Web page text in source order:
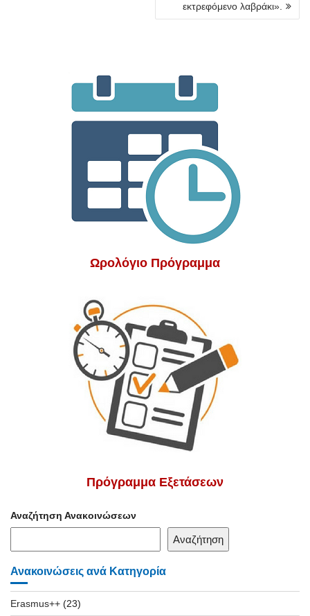
εκτρεφόμενο λαβράκι».
Ωρολόγιο Πρόγραμμα
Πρόγραμμα Εξετάσεων
Αναζήτηση Ανακοινώσεων
Αναζήτηση
Ανακοινώσεις ανά Κατηγορία
Erasmus++ (23)